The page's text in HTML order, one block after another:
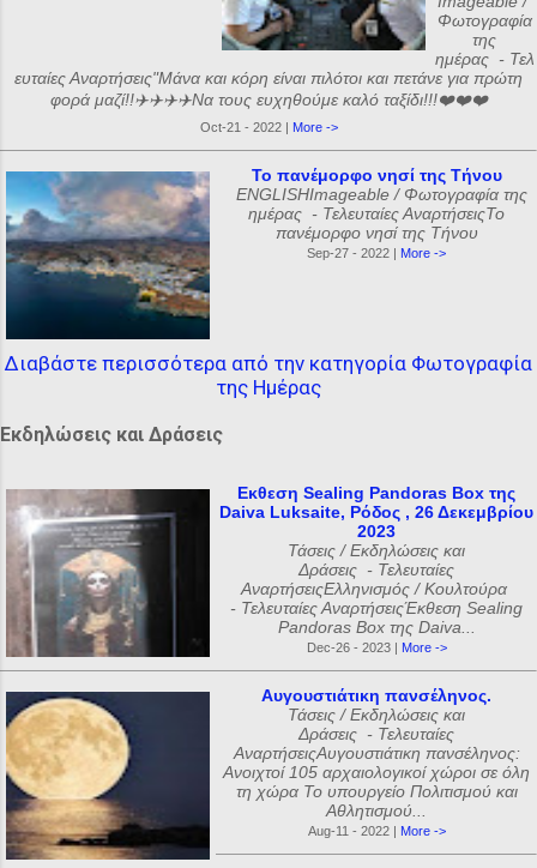
Φωτογραφία
της
ημέρας - Τελ
ευταίες Αναρτήσεις"Μάνα και κόρη είναι πιλότοι και πετάνε για πρώτη
φορά μαζί!!✈️✈️✈️✈️Να τους ευχηθούμε καλό ταξίδι!!!❤️❤️❤️
Oct-21 - 2022 | More ->
Το πανέμορφο νησί της Τήνου
ENGLISHImageable / Φωτογραφία της
ημέρας - Τελευταίες ΑναρτήσειςΤο
πανέμορφο νησί της Τήνου
Sep-27 - 2022 | More ->
Διαβάστε περισσότερα από την κατηγορία Φωτογραφία
της Ημέρας
Εκδηλώσεις και Δράσεις
Εκθεση Sealing Pandoras Box της
Daiva Luksaite, Ρόδος , 26 Δεκεμβρίου
2023
Τάσεις / Εκδηλώσεις και
Δράσεις - Τελευταίες
ΑναρτήσειςΕλληνισμός / Κουλτούρα
- Τελευταίες ΑναρτήσειςΈκθεση Sealing
Pandoras Box της Daiva...
Dec-26 - 2023 | More ->
Αυγουστιάτικη πανσέληνος.
Τάσεις / Εκδηλώσεις και
Δράσεις - Τελευταίες
ΑναρτήσειςΑυγουστιάτικη πανσέληνος:
Ανοιχτοί 105 αρχαιολογικοί χώροι σε όλη
τη χώρα Το υπουργείο Πολιτισμού και
Αθλητισμού...
Aug-11 - 2022 | More ->